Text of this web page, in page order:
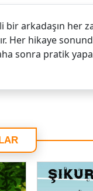
bir arkadaşın her
Her hikaye
sonra pratik